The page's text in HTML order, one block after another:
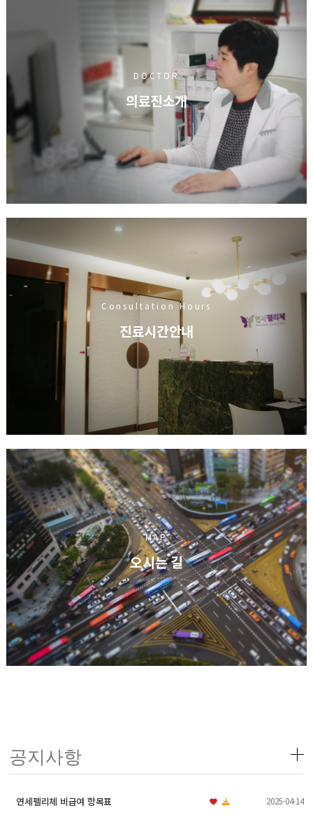
DOCTOR
의료진소개
Consultation Hours
진료시간안내
MAP
오시는 길
공지사항
연세펠리체 비급여 항목표 2025-04-14